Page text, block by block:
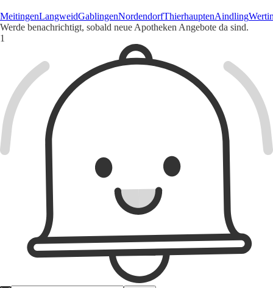
MeitingenLangweidGablingenNordendorfThierhauptenAindling
Werde benachrichtigt, sobald neue Apotheken Angebote da sind.